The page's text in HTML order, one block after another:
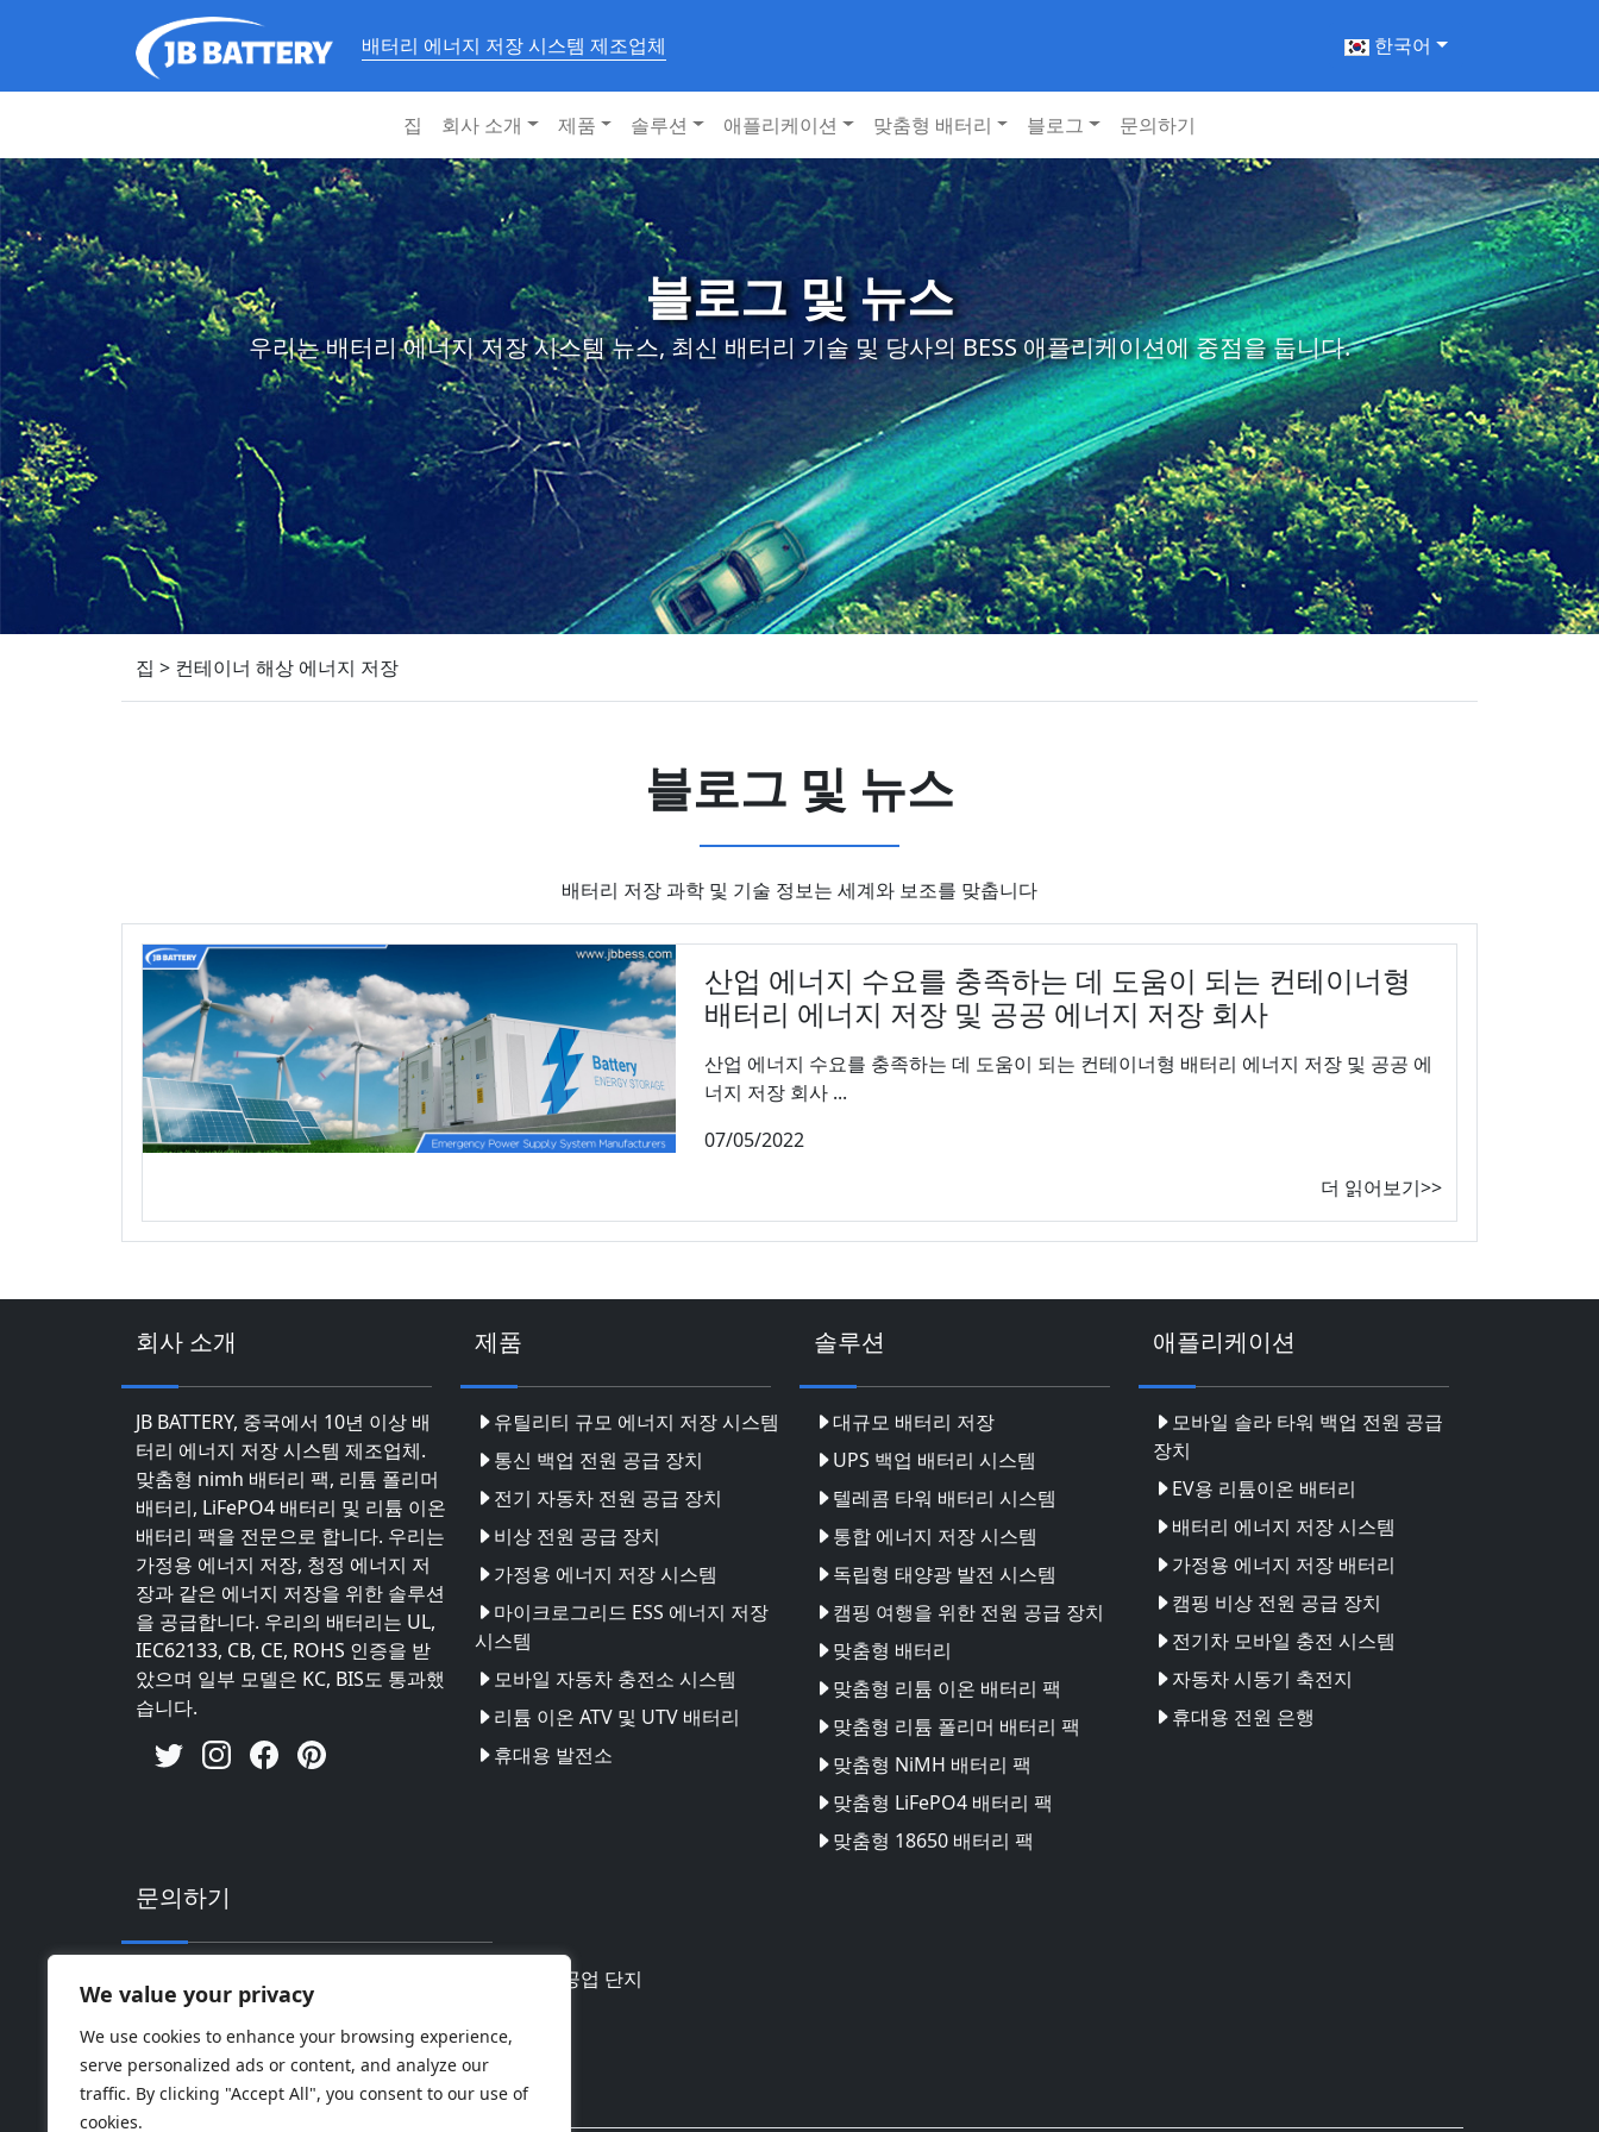
We value your privacy
We use cookies to enhance your browsing experience,
serve personalized ads or content, and analyze our
traffic. By clicking "Accept All", you consent to our use of
cookies.
배터리 에너지 저장 시스템 제조업체 한국어
집 회사 소개 제품 솔루션 애플리케이션 맞춤형 배터리 블로그 문의하기
블로그 및 뉴스
우리는 배터리 에너지 저장 시스템 뉴스, 최신 배터리 기술 및 당사의 BESS 애플리케이션에 중점을 둡니다.
집 > 컨테이너 해상 에너지 저장
블로그 및 뉴스
배터리 저장 과학 및 기술 정보는 세계와 보조를 맞춥니다
산업 에너지 수요를 충족하는 데 도움이 되는 컨테이너형
배터리 에너지 저장 및 공공 에너지 저장 회사
산업 에너지 수요를 충족하는 데 도움이 되는 컨테이너형 배터리 에너지 저장 및 공공 에
너지 저장 회사 ...
07/05/2022
더 읽어보기>>
회사 소개
JB BATTERY, 중국에서 10년 이상 배
터리 에너지 저장 시스템 제조업체.
맞춤형 nimh 배터리 팩, 리튬 폴리머
배터리, LiFePO4 배터리 및 리튬 이온
배터리 팩을 전문으로 합니다. 우리는
가정용 에너지 저장, 청정 에너지 저
장과 같은 에너지 저장을 위한 솔루션
을 공급합니다. 우리의 배터리는 UL,
IEC62133, CB, CE, ROHS 인증을 받
았으며 일부 모델은 KC, BIS도 통과했
습니다.
제품
유틸리티 규모 에너지 저장 시스템
통신 백업 전원 공급 장치
전기 자동차 전원 공급 장치
비상 전원 공급 장치
가정용 에너지 저장 시스템
마이크로그리드 ESS 에너지 저장
시스템
모바일 자동차 충전소 시스템
리튬 이온 ATV 및 UTV 배터리
휴대용 발전소
솔루션
대규모 배터리 저장
UPS 백업 배터리 시스템
텔레콤 타워 배터리 시스템
통합 에너지 저장 시스템
독립형 태양광 발전 시스템
캠핑 여행을 위한 전원 공급 장치
맞춤형 배터리
맞춤형 리튬 이온 배터리 팩
맞춤형 리튬 폴리머 배터리 팩
맞춤형 NiMH 배터리 팩
맞춤형 LiFePO4 배터리 팩
맞춤형 18650 배터리 팩
애플리케이션
모바일 솔라 타워 백업 전원 공급
장치
EV용 리튬이온 배터리
배터리 에너지 저장 시스템
가정용 에너지 저장 배터리
캠핑 비상 전원 공급 장치
전기차 모바일 충전 시스템
자동차 시동기 축전지
휴대용 전원 은행
문의하기
주소: 중국 광동성 후이저우시 후이난 하이테크 공업 단지
핸드폰: 0086-18169936698
Email: info@jbbatterychina.com